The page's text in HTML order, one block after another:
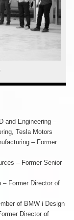
and Engineering –
Tesla Motors
– Former
– Former Senior
Former Director of
of BMW i Design
Director of